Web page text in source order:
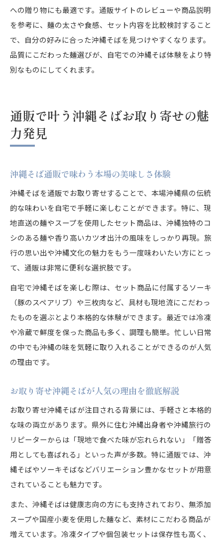
への贈り物にも最適です。通販サイトのレビューや商品説明
を参考に、麺の太さや食感、セット内容を比較検討すること
で、自分の好みに合った沖縄そばを見つけやすくなります。
品質にこだわった麺選びが、自宅での沖縄そば体験をより特
別なものにしてくれます。
通販で叶う沖縄そばお取り寄せの魅
力発見
沖縄そば通販で味わう本場の美味しさ体験
沖縄そばを通販でお取り寄せすることで、本場沖縄県の伝統
的な味わいを自宅で手軽に楽しむことができます。特に、現
地直送の麺やスープを使用したセット商品は、沖縄独特のコ
シのある麺や香り高いカツオ出汁の風味をしっかり再現。旅
行の思い出や沖縄文化の魅力をもう一度味わいたい方にとっ
て、通販は非常に便利な選択肢です。
自宅で沖縄そばを楽しむ際は、セット商品に付属するソーキ
（豚のスペアリブ）や三枚肉など、具材も現地流にこだわっ
たものを選ぶとより本格的な体験ができます。最近では冷凍
や冷蔵で鮮度を保った商品も多く、調理も簡単。忙しい日常
の中でも沖縄の味を気軽に取り入れることができるのが人気
の理由です。
お取り寄せ沖縄そばが人気の理由を徹底解説
お取り寄せ沖縄そばが注目される背景には、手軽さと本格的
な味の両立があります。県外に住む沖縄出身者や沖縄旅行の
リピーターからは「現地で食べた味が忘れられない」「贈答
用としても喜ばれる」といった声が多数。特に通販では、沖
縄そばやソーキそばなどバリエーション豊かなセットが用意
されていることも魅力です。
また、沖縄そばは健康志向の方にも支持されており、無添加
スープや国産小麦を使用した麺など、素材にこだわる商品が
増えています。冷凍タイプや個包装セットは保存性も高く、